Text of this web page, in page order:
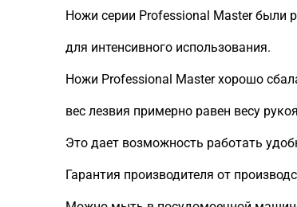
Ножи серии Professional Master были
для интенсивного использования.
Ножи Professional Master хорошо
вес лезвия примерно равен весу
Это дает возможность работать
Гарантия производителя от